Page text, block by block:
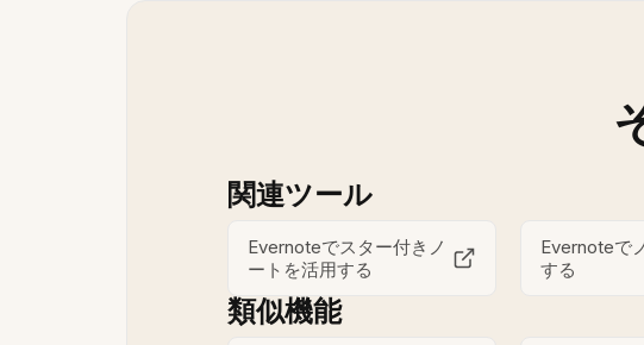
関連ツール
Evernoteでスター付きノ
ートを活用する
Evernoteで
する
類似機能